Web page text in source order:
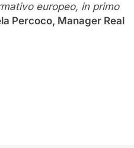
europeo, in primo
Percoco, Manager Real